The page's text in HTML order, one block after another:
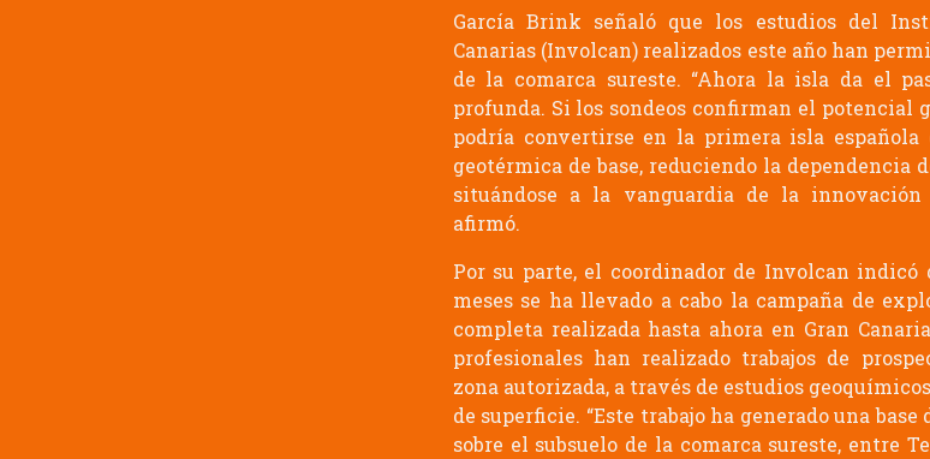
García Brink señaló que los estudios del
Canarias (Involcan) realizados este año han
de la comarca sureste. “Ahora la isla da el
profunda. Si los sondeos confirman el potencial
podría convertirse en la primera isla española
geotérmica de base, reduciendo la dependencia
situándose a la vanguardia de la innovación
afirmó.
Por su parte, el coordinador de Involcan
meses se ha llevado a cabo la campaña de
completa realizada hasta ahora en Gran
profesionales han realizado trabajos de
zona autorizada, a través de estudios
de superficie. “Este trabajo ha generado una
sobre el subsuelo de la comarca sureste, entre